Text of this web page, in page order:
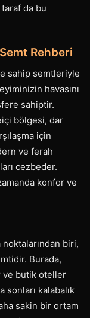
da bu
Rehberi
sahip semtleriyle
havasını
sahiptir.
bölgesi, dar
için
ve ferah
cezbeder.
konfor ve
biri,
Burada,
ve butik oteller
kalabalık
sakin bir ortam